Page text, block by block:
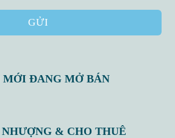
GỬI
MỚI ĐANG MỞ BÁN
& CHO THUÊ